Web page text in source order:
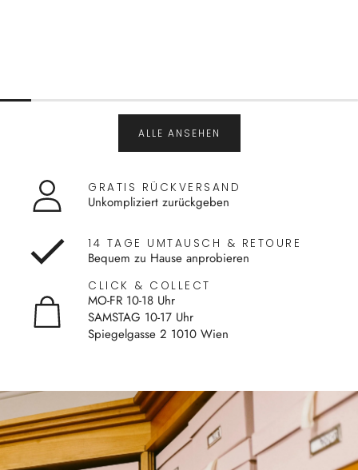
ALLE ANSEHEN
GRATIS RÜCKVERSAND
Unkompliziert zurückgeben
14 TAGE UMTAUSCH & RETOURE
Bequem zu Hause anprobieren
CLICK & COLLECT
MO-FR 10-18 Uhr
SAMSTAG 10-17 Uhr
Spiegelgasse 2 1010 Wien